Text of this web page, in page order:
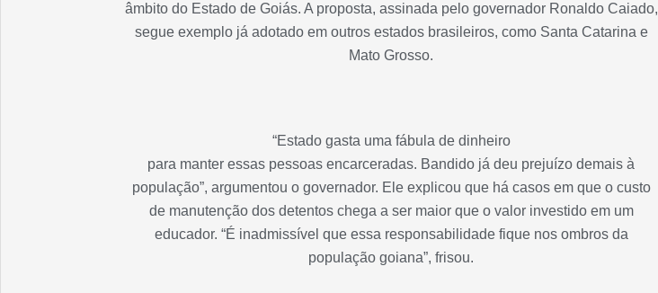
âmbito do Estado de Goiás. A proposta, assinada pelo governador Ronaldo Caiado,
segue exemplo já adotado em outros estados brasileiros, como Santa Catarina e
Mato Grosso.
“Estado gasta uma fábula de dinheiro
para manter essas pessoas encarceradas. Bandido já deu prejuízo demais à
população”, argumentou o governador. Ele explicou que há casos em que o custo
de manutenção dos detentos chega a ser maior que o valor investido em um
educador. “É inadmissível que essa responsabilidade fique nos ombros da
população goiana”, frisou.